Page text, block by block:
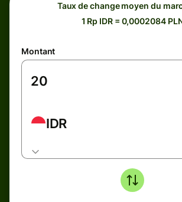
Taux de change moyen du
1 Rp IDR = 0,0002084
Montant
IDR